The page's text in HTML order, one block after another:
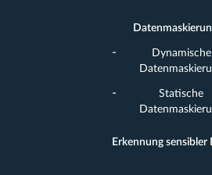
Dynamische
Statische
Erkennung sensibler